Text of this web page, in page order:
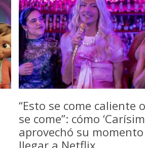
“Esto se come caliente
se come”: cómo
aprovechó su
llegar a Netflix